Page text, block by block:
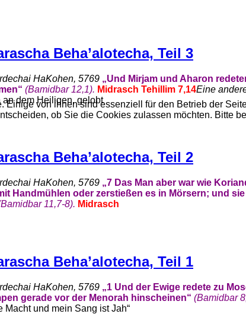
Beha’alotecha, Teil 3
HaKohen, 5769 „Und Mirjam und Aharon
(Bamidbar 12,1). Midrasch Tehillim 7,14Eine
dem Heiligen, gelobt
Beha’alotecha, Teil 2
HaKohen, 5769 „7 Das Man aber war wie
Handmühlen oder zerstießen es in Mörsern; und
11,7-8). Midrasch
Beha’alotecha, Teil 1
HaKohen, 5769 „1 Und der Ewige redete zu
gerade vor der Menorah hinscheinen“ (Bamidbar
Macht und mein Sang ist Jah“
Einige von ihnen sind essenziell für den Betrieb der
ob Sie die Cookies zulassen möchten. Bitte